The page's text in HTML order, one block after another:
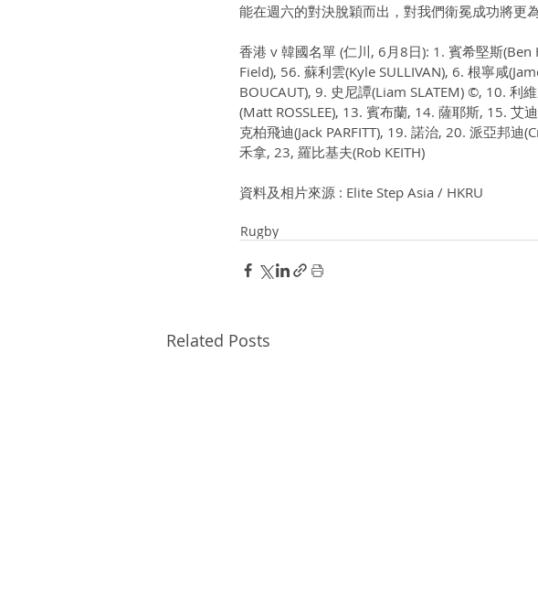
能在週六的對決脫穎而出，對我們衛冕成功將更為
香港 v 韓國名單 (仁川, 6月8日): 1. 賓希堅斯(Ben
Field), 56. 蘇利雲(Kyle SULLIVAN), 6. 根寧咸
BOUCAUT), 9. 史尼譚(Liam SLATEM) ©, 10. 利
(Matt ROSSLEE), 13. 賓布蘭, 14. 薩耶斯, 15. 艾
克柏飛迪(Jack PARFITT), 19. 諾治, 20. 派亞邦迪
禾拿, 23, 羅比基夫(Rob KEITH)
資料及相片來源 : Elite Step Asia / HKRU
Rugby
Related Posts